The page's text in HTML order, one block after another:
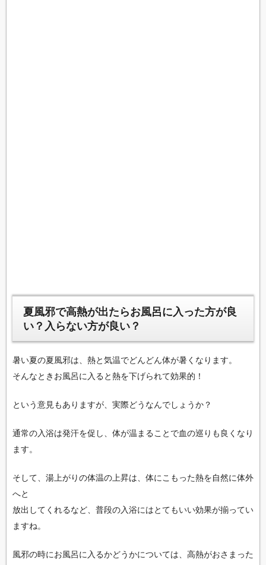
夏風邪で高熱が出たらお風呂に入った方が良
い？入らない方が良い？
暑い夏の夏風邪は、熱と気温でどんどん体が暑くなります。
そんなときお風呂に入ると熱を下げられて効果的！
という意見もありますが、実際どうなんでしょうか？
通常の入浴は発汗を促し、体が温まることで血の巡りも良くなり
ます。
そして、湯上がりの体温の上昇は、体にこもった熱を自然に体外
へと
放出してくれるなど、普段の入浴にはとてもいい効果が揃ってい
ますね。
風邪の時にお風呂に入るかどうかについては、高熱がおさまった